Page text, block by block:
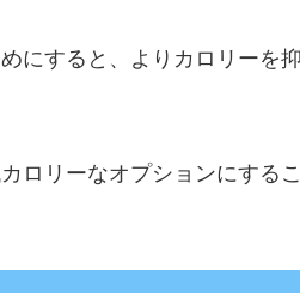
にすると、よりカロリーを
ロリーなオプションにする